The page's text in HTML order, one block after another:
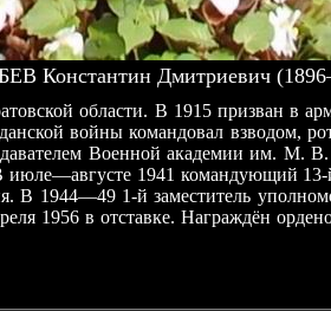
Константин Дмитриевич
области. В 1915
войны командовал
Военной академии им.
июле—августе 1941 командующий
В 1944—49 1-й заместитель
1956 в отставке. Награждён